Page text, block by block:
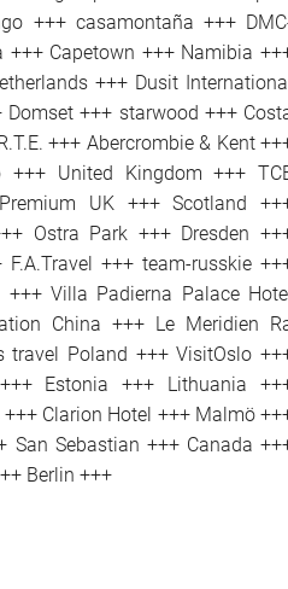
+++ casamontaña +++
+++ Capetown +++ Namibia
+++ Dusit
+++ starwood +++
+++ Abercrombie & Kent
+++ United Kingdom +++ TC
UK +++ Scotland
Ostra Park +++ Dresden
+++ team-russkie
+++ Villa Padierna Palace
China +++ Le Meridien
travel Poland +++ VisitOslo
Estonia +++ Lithuania
Clarion Hotel +++ Malmö
San Sebastian +++ Canada
Berlin +++